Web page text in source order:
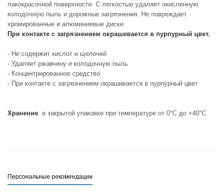
лакокрасочной поверхности. С легкостью удаляет окисленную
колодочную пыль и дорожные загрязнения. Не повреждает
хромированные и алюминиевые диски.
При контакте с загрязнением окрашивается в пурпурный цвет.
- Не содержит кислот и щелочей
- Удаляет ржавчину и колодочную пыль
- Концентрированное средство
- При контакте с загрязнением окрашивается в пурпурный цвет
Хранение в закрытой упаковке при температуре от 0°С до +40°С
Персональные рекомендации